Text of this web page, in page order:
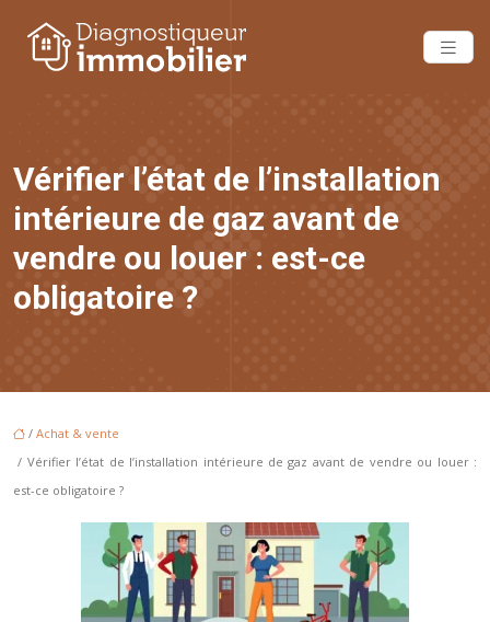
Vérifier l’état de l’installation
intérieure de gaz avant de
vendre ou louer : est-ce
obligatoire ?
/ Achat & vente
/ Vérifier l’état de l’installation intérieure de gaz avant de vendre ou louer :
est-ce obligatoire ?